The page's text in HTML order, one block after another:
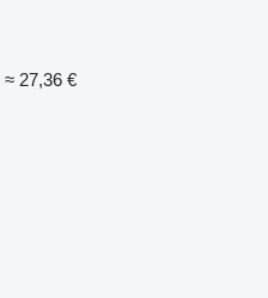
≈ 27,36 €